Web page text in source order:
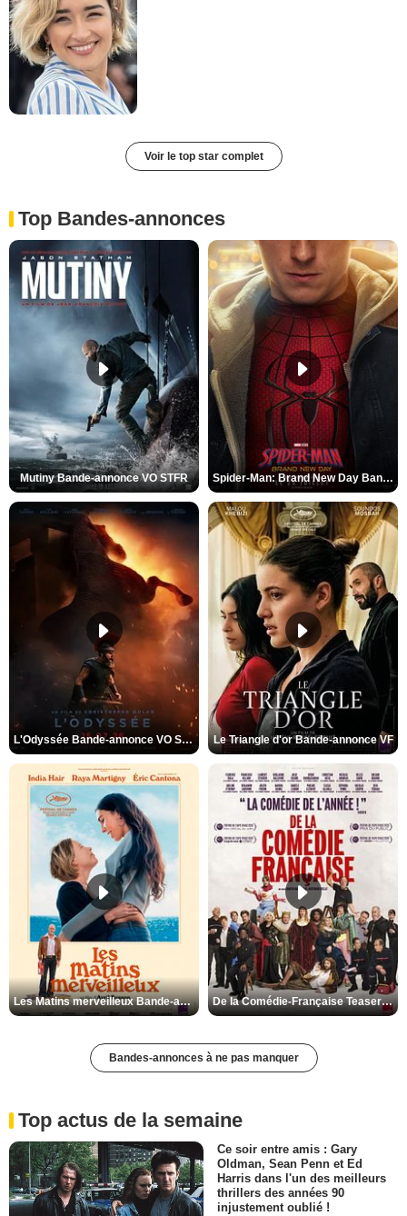
Voir le top star complet
Top Bandes-annonces
Mutiny Bande-annonce VO STFR Spider-Man: Brand New Day Bande-annonce VO STFR
L'Odyssée Bande-annonce VO STFR Le Triangle d'or Bande-annonce VF
Les Matins merveilleux Bande-annonce VF De la Comédie-Française Teaser VF
Bandes-annonces à ne pas manquer
Top actus de la semaine
Ce soir entre amis : Gary
Oldman, Sean Penn et Ed
Harris dans l'un des meilleurs
thrillers des années 90
injustement oublié !